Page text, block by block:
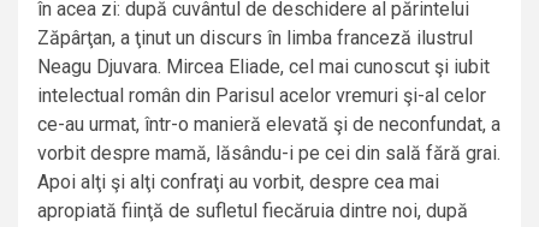
în acea zi: după cuvântul de deschidere al părintelui
Zăpârţan, a ţinut un discurs în limba franceză ilustrul
Neagu Djuvara. Mircea Eliade, cel mai cunoscut şi iubit
intelectual român din Parisul acelor vremuri şi-al celor
ce-au urmat, într-o manieră elevată şi de neconfundat, a
vorbit despre mamă, lăsându-i pe cei din sală fără grai.
Apoi alţi şi alţi confraţi au vorbit, despre cea mai
apropiată fiinţă de sufletul fiecăruia dintre noi, după